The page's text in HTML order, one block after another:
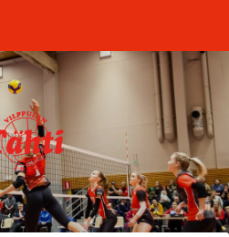
Vilppulan Tähti ry